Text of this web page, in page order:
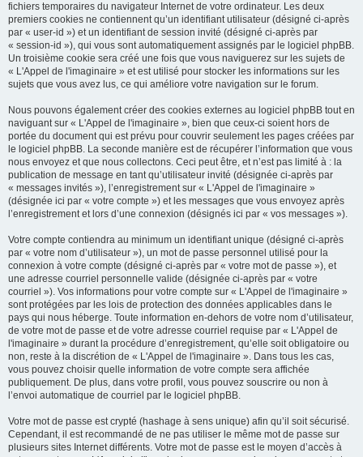
fichiers temporaires du navigateur Internet de votre ordinateur. Les deux
premiers cookies ne contiennent qu’un identifiant utilisateur (désigné ci-après
par « user-id ») et un identifiant de session invité (désigné ci-après par
« session-id »), qui vous sont automatiquement assignés par le logiciel phpBB.
Un troisième cookie sera créé une fois que vous naviguerez sur les sujets de
« L'Appel de l'imaginaire » et est utilisé pour stocker les informations sur les
sujets que vous avez lus, ce qui améliore votre navigation sur le forum.
Nous pouvons également créer des cookies externes au logiciel phpBB tout en
naviguant sur « L'Appel de l'imaginaire », bien que ceux-ci soient hors de
portée du document qui est prévu pour couvrir seulement les pages créées par
le logiciel phpBB. La seconde manière est de récupérer l’information que vous
nous envoyez et que nous collectons. Ceci peut être, et n’est pas limité à : la
publication de message en tant qu’utilisateur invité (désignée ci-après par
« messages invités »), l’enregistrement sur « L'Appel de l'imaginaire »
(désignée ici par « votre compte ») et les messages que vous envoyez après
l’enregistrement et lors d’une connexion (désignés ici par « vos messages »).
Votre compte contiendra au minimum un identifiant unique (désigné ci-après
par « votre nom d’utilisateur »), un mot de passe personnel utilisé pour la
connexion à votre compte (désigné ci-après par « votre mot de passe »), et
une adresse courriel personnelle valide (désignée ci-après par « votre
courriel »). Vos informations pour votre compte sur « L'Appel de l'imaginaire »
sont protégées par les lois de protection des données applicables dans le
pays qui nous héberge. Toute information en-dehors de votre nom d’utilisateur,
de votre mot de passe et de votre adresse courriel requise par « L'Appel de
l'imaginaire » durant la procédure d’enregistrement, qu’elle soit obligatoire ou
non, reste à la discrétion de « L'Appel de l'imaginaire ». Dans tous les cas,
vous pouvez choisir quelle information de votre compte sera affichée
publiquement. De plus, dans votre profil, vous pouvez souscrire ou non à
l’envoi automatique de courriel par le logiciel phpBB.
Votre mot de passe est crypté (hashage à sens unique) afin qu’il soit sécurisé.
Cependant, il est recommandé de ne pas utiliser le même mot de passe sur
plusieurs sites Internet différents. Votre mot de passe est le moyen d’accès à